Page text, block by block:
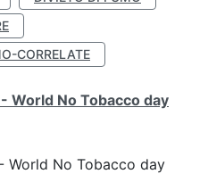
CORRELATE
World No Tobacco day
World No Tobacco day